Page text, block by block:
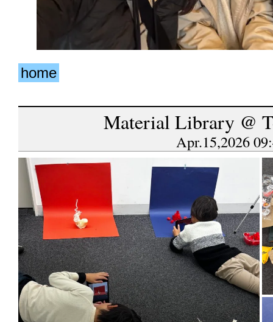
home
Material Library @
Apr.15,2026